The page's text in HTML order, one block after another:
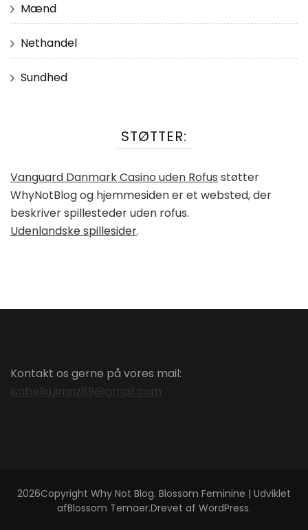
Mænd
Nethandel
Sundhed
STØTTER:
Vanguard Danmark Casino uden Rofus støtter
WhyNotBlog og hjemmesiden er et websted, der
beskriver spillesteder uden rofus.
Udenlandske spillesider.
Kontakt os gerne på vores mail:
isabella.jimnz89@gmail.com
2026Copyright Why Not Blog. Blossom Feminine | Udviklet
afBlossom Temaer.Drevet af WordPress.